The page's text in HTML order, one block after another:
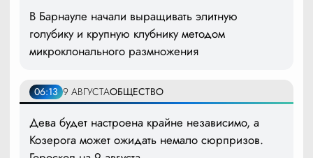
В Барнауле начали выращивать элитную
голубику и крупную клубнику методом
микроклонального размножения
06:13 9 АВГУСТАОБЩЕСТВО
Дева будет настроена крайне независимо, а
Козерога может ожидать немало сюрпризов.